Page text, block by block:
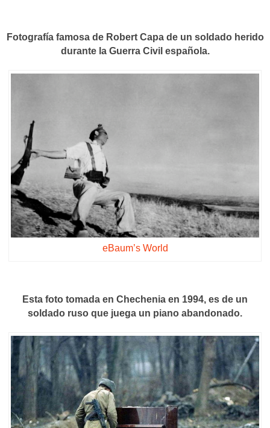
Fotografía famosa de Robert Capa de un soldado herido
durante la Guerra Civil española.
eBaum’s World
Esta foto tomada en Chechenia en 1994, es de un
soldado ruso que juega un piano abandonado.